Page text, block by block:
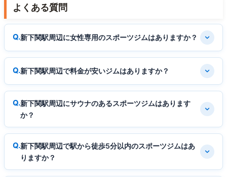
よくある質問
新下関駅周辺に女性専用のスポーツジムはありますか？
新下関駅周辺で料金が安いジムはありますか？
新下関駅周辺にサウナのあるスポーツジムはあります
か？
新下関駅周辺で駅から徒歩5分以内のスポーツジムはあ
りますか？